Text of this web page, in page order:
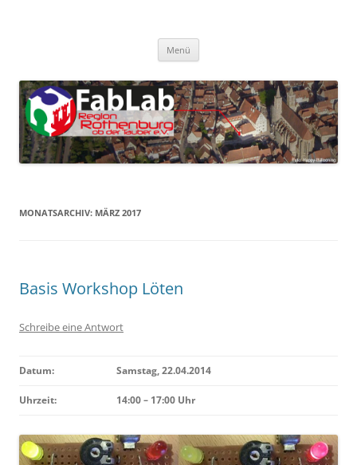
Menü
MONATSARCHIV: MÄRZ 2017
Basis Workshop Löten
Schreibe eine Antwort
Datum: Samstag, 22.04.2014
Uhrzeit: 14:00 – 17:00 Uhr